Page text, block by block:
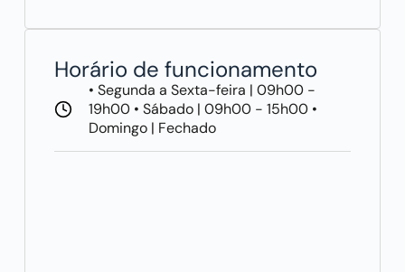
Horário de funcionamento
• Segunda a Sexta-feira | 09h00 -
19h00 • Sábado | 09h00 - 15h00 •
Domingo | Fechado